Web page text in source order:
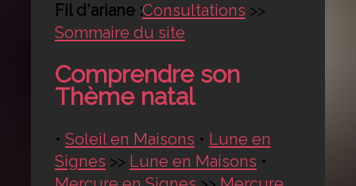
Fil d'ariane :Consultations >>
Sommaire du site
Comprendre son
Thème natal
• Soleil en Maisons • Lune en
Signes >> Lune en Maisons •